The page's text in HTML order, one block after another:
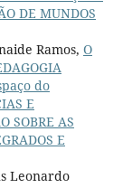
DE MUNDOS
Ramos, O
do
E
SOBRE AS
E
Leonardo